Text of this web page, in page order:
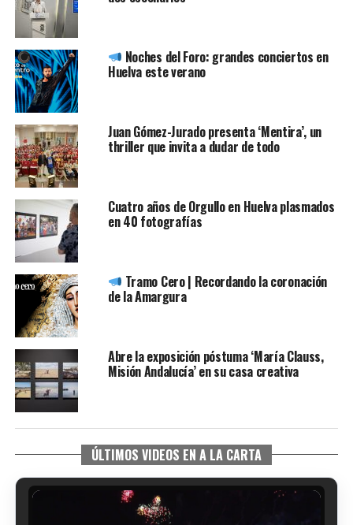
Noches del Foro: grandes conciertos en
Huelva este verano
Juan Gómez-Jurado presenta ‘Mentira’, un
thriller que invita a dudar de todo
Cuatro años de Orgullo en Huelva plasmados
en 40 fotografías
Tramo Cero | Recordando la coronación
de la Amargura
Abre la exposición póstuma ‘María Clauss,
Misión Andalucía’ en su casa creativa
ÚLTIMOS VIDEOS EN A LA CARTA